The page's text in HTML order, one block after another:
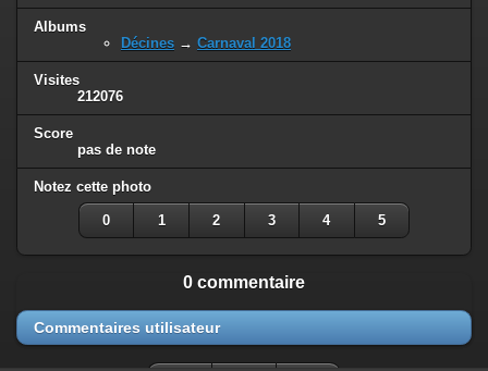
Albums
Décines → Carnaval 2018
Visites
212076
Score
pas de note
Notez cette photo
0 1 2 3 4 5
0 commentaire
Commentaires utilisateur